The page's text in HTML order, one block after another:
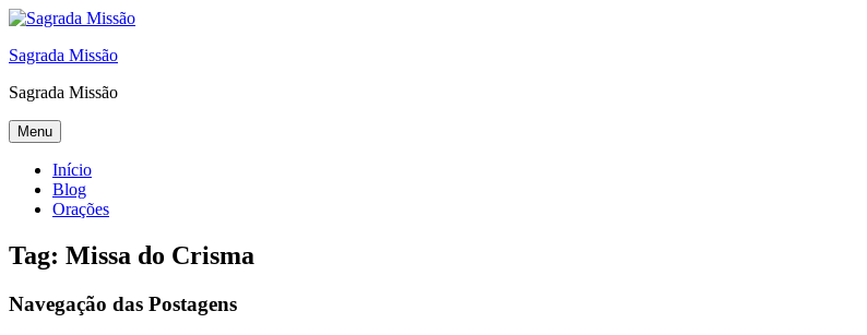
Sagrada Missão
Sagrada Missão
Menu
Início
Blog
Orações
Tag: Missa do Crisma
Navegação das Postagens